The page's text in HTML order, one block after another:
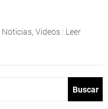
Noticias, Videos | Leer